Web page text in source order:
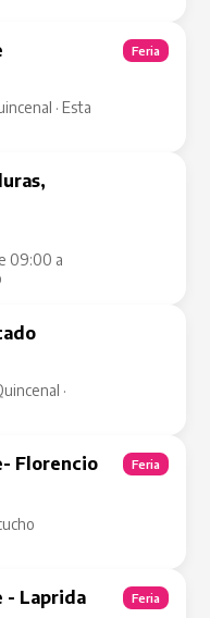
· Esta
Feria
09:00 a
·
Florencio
Feria
- Laprida Feria